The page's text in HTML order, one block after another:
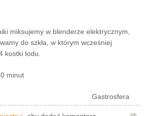
miksujemy w blenderze elektrycznym,
do szkła, w którym wcześniej
kostki lodu.
minut
Gastrosfera